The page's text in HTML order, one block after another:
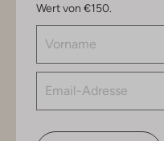
Wert von €150.